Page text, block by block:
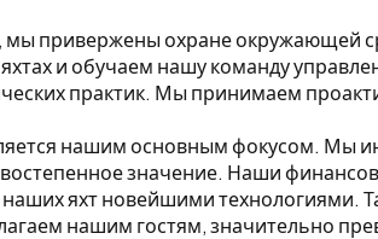
мы привержены охране окружающей
и обучаем нашу команду
практик. Мы принимаем
нашим основным фокусом. Мы
значение. Наши
яхт новейшими
нашим гостям, значительно